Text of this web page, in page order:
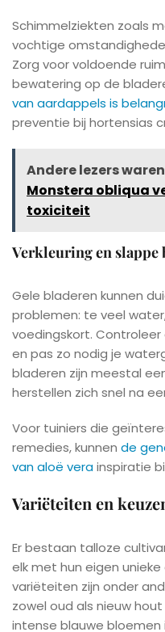
Schimmelziekten zoals
vochtige
Zorg voor voldoende
bewatering op de
van aardappels is
preventie bij hortensias
Andere lezers
Monstera obliqua
toxiciteit
Verkleuring en slappe
Gele bladeren kunnen
problemen: te veel
voedingskort.
en pas zo nodig je
bladeren zijn meestal
herstellen zich snel na
Voor tuiniers die
remedies, kunnen de
van aloë verainspiratie
Variëteiten en
Er bestaan talloze
elk met hun eigen
variëteiten zijn onder
zowel oud als nieuw hout
intense blauwe bloemen